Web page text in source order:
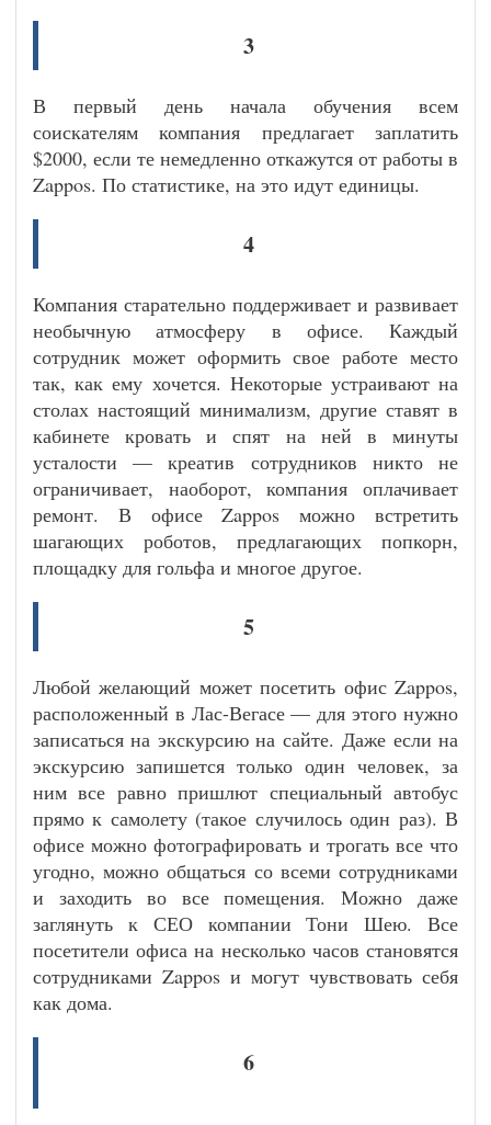
3
В первый день начала обучения всем
соискателям компания предлагает заплатить
$2000, если те немедленно откажутся от работы в
Zappos. По статистике, на это идут единицы.
4
Компания старательно поддерживает и развивает
необычную атмосферу в офисе. Каждый
сотрудник может оформить свое работе место
так, как ему хочется. Некоторые устраивают на
столах настоящий минимализм, другие ставят в
кабинете кровать и спят на ней в минуты
усталости — креатив сотрудников никто не
ограничивает, наоборот, компания оплачивает
ремонт. В офисе Zappos можно встретить
шагающих роботов, предлагающих попкорн,
площадку для гольфа и многое другое.
5
Любой желающий может посетить офис Zappos,
расположенный в Лас-Вегасе — для этого нужно
записаться на экскурсию на сайте. Даже если на
экскурсию запишется только один человек, за
ним все равно пришлют специальный автобус
прямо к самолету (такое случилось один раз). В
офисе можно фотографировать и трогать все что
угодно, можно общаться со всеми сотрудниками
и заходить во все помещения. Можно даже
заглянуть к СЕО компании Тони Шею. Все
посетители офиса на несколько часов становятся
сотрудниками Zappos и могут чувствовать себя
как дома.
6